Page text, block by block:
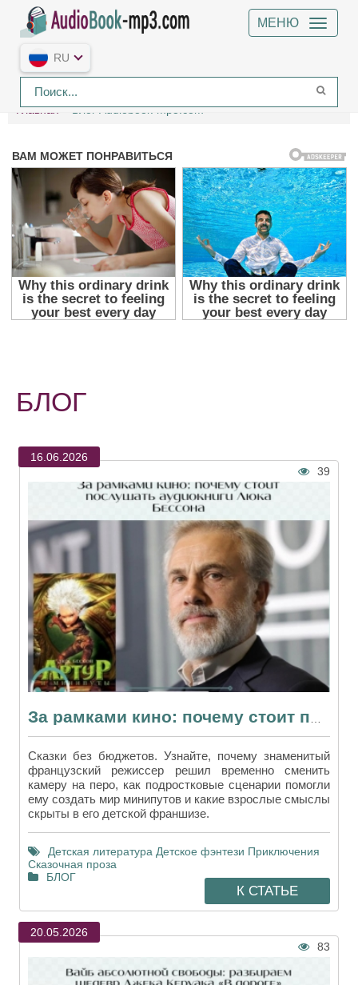
МЕНЮ
RU
Главная Блог Audiobook-mp3.com
БЛОГ
16.06.2026
39
За рамками кино: почему стоит послушать аудиокниги Люка Бессона
Сказки без бюджетов. Узнайте, почему знаменитый
французский режиссер решил временно сменить
камеру на перо, как подростковые сценарии помогли
ему создать мир минипутов и какие взрослые смыслы
скрыты в его детской франшизе.
Детская литература Детское фэнтези Приключения
Сказочная проза
БЛОГ
К СТАТЬЕ
20.05.2026
83